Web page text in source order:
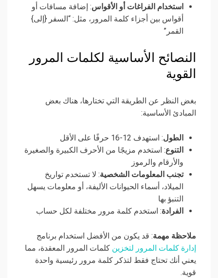
استخدام الفراغات أو الأقواس: إضافة مسافات أو
أقواس بين أجزاء كلمة المرور، مثل: “السفر {إلى}
القمر”
النصائح الأساسية لكلمات المرور
القوية
بغض النظر عن الطريقة التي تختارها، هناك بعض
المبادئ الأساسية:
الطول: استهدف 12-16 حرفًا على الأقل
التنوع: استخدم مزيجًا من الأحرف الكبيرة والصغيرة
والأرقام والرموز
تجنب المعلومات الشخصية: لا تستخدم تواريخ
الميلاد، أسماء الحيوانات الأليفة، أو معلومات يسهل
التنبؤ بها
الفرادة: استخدم كلمة مرور مختلفة لكل حساب
ملاحظة مهمة: قد يكون من الأفضل استخدام برنامج
إدارة كلمات المرور لتخزين كلمات المرور المعقدة، مما
يعني أنك تحتاج فقط لتذكر كلمة مرور رئيسية واحدة
قوية.